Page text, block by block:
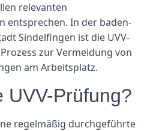
relevanten
entsprechen. In der baden-
Sindelfingen ist die UVV-
zur Vermeidung von
am Arbeitsplatz.
UVV-Prüfung?
regelmäßig durchgeführte